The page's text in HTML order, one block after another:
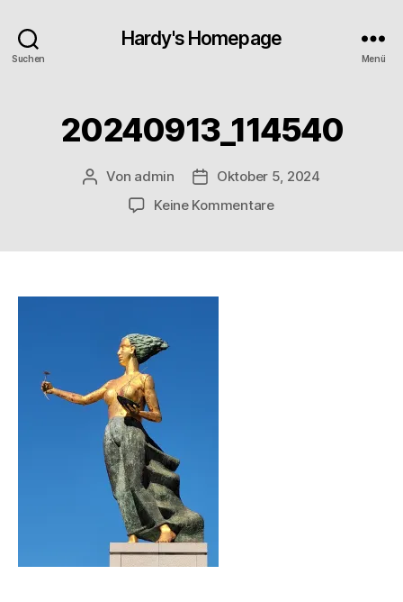
Suchen
Hardy's Homepage
Menü
20240913_114540
Beitragsautor
Von admin Veröffentlichungsdatum
Oktober 5, 2024
Keine Kommentarezu